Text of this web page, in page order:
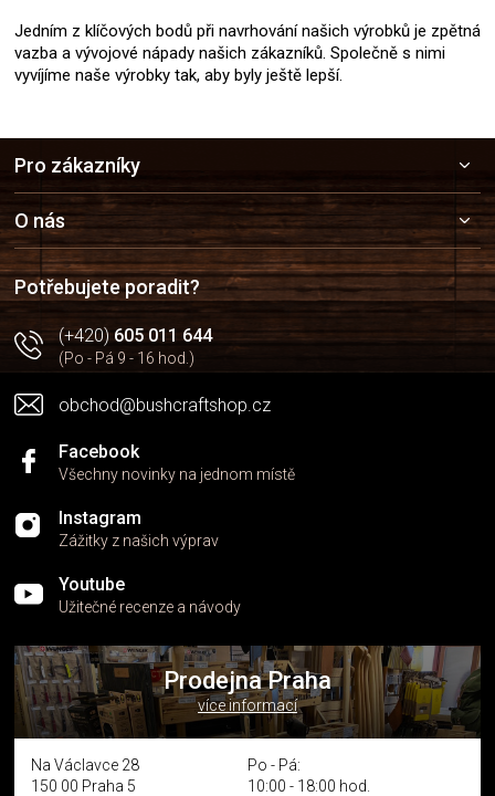
Jedním z klíčových bodů při navrhování našich výrobků je zpětná
vazba a vývojové nápady našich zákazníků. Společně s nimi
vyvíjíme naše výrobky tak, aby byly ještě lepší.
a
t
í
Pro zákazníky
O nás
Potřebujete poradit?
(+420)605 011 644
(Po - Pá 9 - 16 hod.)
obchod@bushcraftshop.cz
Facebook
Všechny novinky na jednom místě
Instagram
Zážitky z našich výprav
Youtube
Užitečné recenze a návody
Prodejna Praha
více informací
Na Václavce 28
150 00 Praha 5
Po - Pá:
10:00 - 18:00 hod.